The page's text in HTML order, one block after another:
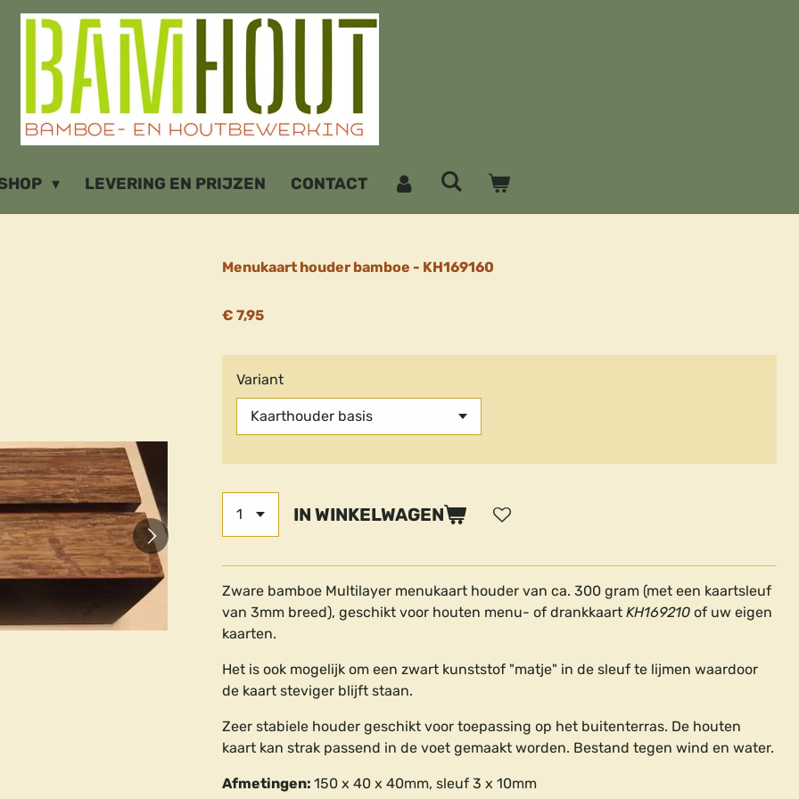
LEVERING EN PRIJZEN CONTACT
Menukaart houder bamboe - KH169160
€ 7,95
Variant
IN WINKELWAGEN
Zware bamboe Multilayer menukaart houder van ca. 300 gram (met een kaartsleuf
van 3mm breed), geschikt voor houten menu- of drankkaart KH169210 of uw eigen
kaarten.
Het is ook mogelijk om een zwart kunststof "matje" in de sleuf te lijmen waardoor
de kaart steviger blijft staan.
Zeer stabiele houder geschikt voor toepassing op het buitenterras. De houten
kaart kan strak passend in de voet gemaakt worden. Bestand tegen wind en water.
Afmetingen: 150 x 40 x 40mm, sleuf 3 x 10mm